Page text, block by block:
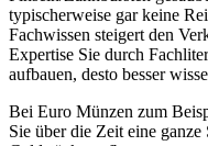
typischerweise gar keine
Fachwissen steigert den
Expertise Sie durch
aufbauen, desto besser
Bei Euro Münzen zum
Sie über die Zeit eine